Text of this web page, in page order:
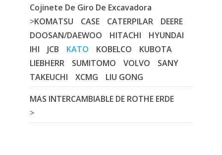
Cojinete De Giro De Excavadora
>KOMATSU CASE CATERPILAR
DEERE
DOOSAN/DAEWOO
HITACHI
HYUNDAI
IHI
JCB KATO KOBELCO
KUBOTA
LIEBHERR
SUMITOMO VOLVO
SANY
TAKEUCHI
XCMG
LIU GONG
MAS INTERCAMBIABLE DE ROTHE ERDE
>